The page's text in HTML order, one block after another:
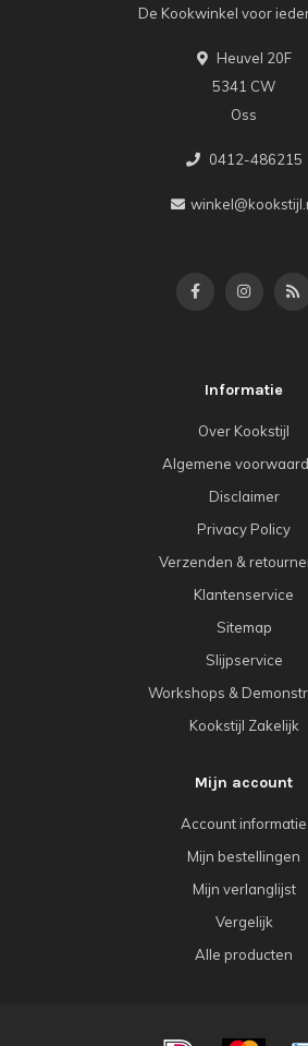
De Kookwinkel voor
Heuvel 20F
5341 CW
Oss
0412-486215
Informatie
Over Kookstijl
Algemene
Disclaimer
Privacy Policy
Verzenden &
Klantenservice
Sitemap
Slijpservice
Workshops &
Kookstijl Zakelijk
Mijn account
Account informatie
Mijn bestellingen
Mijn verlanglijst
Vergelijk
Alle producten